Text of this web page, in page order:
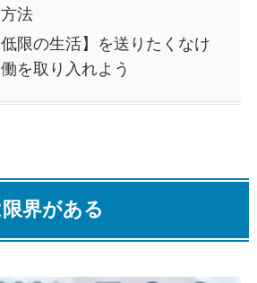
法
限の生活】を送りたくなけ
を取り入れよう
界がある